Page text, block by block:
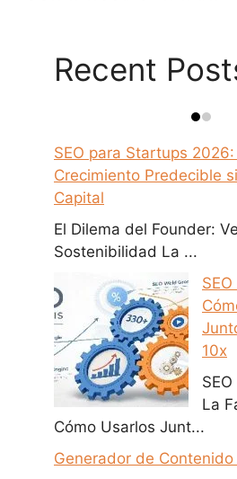
Recent
SEO para Startups
Crecimiento Predecible
Capital
El Dilema del Founder:
Sostenibilidad La ...
10x
La
Cómo Usarlos Junt...
Generador de Contenido